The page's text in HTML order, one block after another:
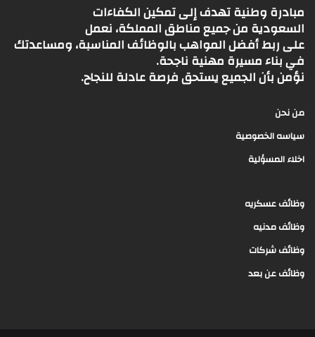
مبادرة وطنية تهدف إلى تمكين الكفاءات
السعودية من جميع مناطق المملكة، نعمل
على ربط أفضل المواهب بالوظائف المناسبة، ومساعدتك
في بناء مسيرة مهنية ناجحة.
نؤمن بأن الجميع يستحق فرصة عادلة للنجاح.
من نحن
سياسه الخصوصية
اخلاء المسؤلية
وظائف عسكريه
وظائف مدنيه
وظائف شركات
وظائف عن بعد